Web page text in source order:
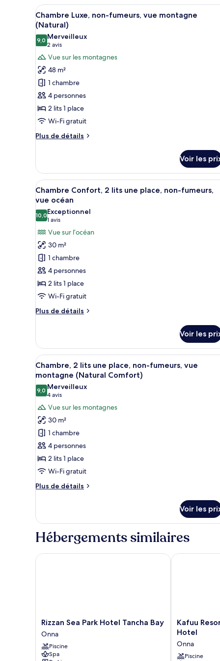
(Natural)
chambre
Chambre
Deluxe,
non-
fumeurs,
vue
montagne
(Natural)
Afficher
toutes
les
photos
pour
ce
type
de
chambre :
Chambre
Luxe,
non-
montagne
(Natural)
Une chambre d’hôtel avec
12
Chambre Luxe, non-fumeurs, vue montagne
(Natural)
9,09,0 sur 10
Merveilleux
2 avis
(2 avis)
Vue sur les montagnes
48 m²
1 chambre
4 personnes
2 lits 1 place
Wi-Fi gratuit
Plus de détails
Plus
le
type
de
chambre
Luxe,
non-
fumeurs,
vue
montagne
(Natural)
Voir les
Afficher
toutes
les
photos
pour
ce
type
de
chambre :
Chambre
Confort,
2
place,
non-
fumeurs,
vue
océan
Une chambre d’hôtel avec
6
Chambre Confort, 2 lits une place, non-fumeurs,
vue océan
10,010,0 sur 10
Exceptionnel
1 avis
(1 avis)
Vue sur l’océan
30 m²
1 chambre
4 personnes
2 lits 1 place
Wi-Fi gratuit
Plus de détails
Plus
le
type
de
chambre
Chambre
Confort,
2
lits
une
place,
non-
fumeurs,
océan
Voir les
Afficher
toutes
les
photos
pour
ce
type
de
chambre :
Chambre,
2
lits
non-
fumeurs,
vue
montagne
(Natural
Une chambre d’hôtel avec
5
Chambre, 2 lits une place, non-fumeurs, vue
montagne (Natural Comfort)
9,09,0 sur 10
Merveilleux
4 avis
(4 avis)
Vue sur les montagnes
30 m²
1 chambre
4 personnes
2 lits 1 place
Wi-Fi gratuit
Plus de détails
Plus
le
type
de
Chambre,
vue
montagne
(Natural
Comfort)
Voir les
Hébergements similaires
Rizzan
Sea
Park
Hotel
Tancha
Rizzan Sea Park Hotel Tancha Bay
Onna
Piscine
Spa
Rizzan Sea Park Hotel Tancha Bay
Kafuu
Resort
Condo
Hotel
Kafuu
Hotel
Onna
Piscine
Kafuu Resort